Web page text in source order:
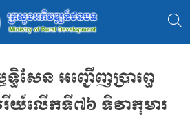
សែន អញ្ជើញប្រារព្ធ
យ៍លើកទី៧៦ ទិវាកុមារ